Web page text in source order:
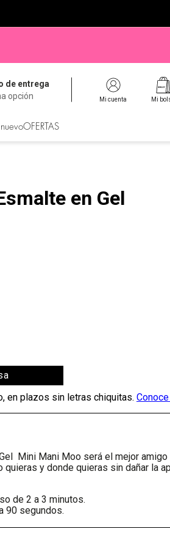
de entrega
opción
Mi cuenta Mi
OFERTAS
en Gel
Mini Mani Moo será el mejor
quieras y donde quieras sin dañar la
de 2 a 3 minutos.
90 segundos.